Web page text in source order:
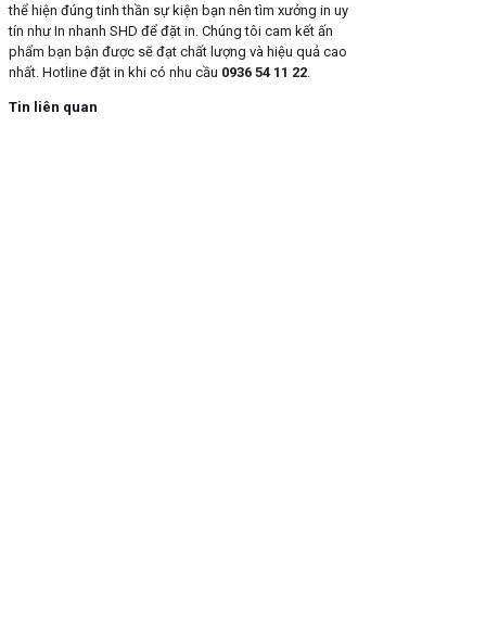
thể hiện đúng tinh thần sự kiện bạn nên tìm xưởng in uy
tín như In nhanh SHD để đặt in. Chúng tôi cam kết ấn
phẩm bạn bận được sẽ đạt chất lượng và hiệu quả cao
nhất. Hotline đặt in khi có nhu cầu 0936 54 11 22.
Tin liên quan